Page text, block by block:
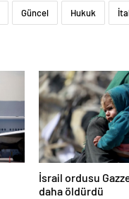
Güncel Hukuk
İsrail ordusu
daha öldürdü